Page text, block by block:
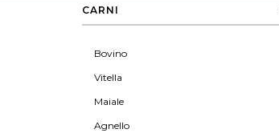
CARNI
Bovino
Vitella
Maiale
Agnello